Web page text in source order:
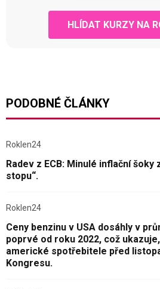
HLÍDAT KURZY NA
PODOBNÉ ČLÁNKY
Roklen24
Radev z ECB: Minulé inflační šoky
stopu“.
Roklen24
Ceny benzinu v USA dosáhly v
poprvé od roku 2022, což
americké spotřebitele před
Kongresu.